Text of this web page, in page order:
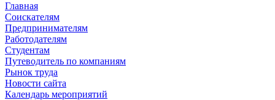
Главная
Соискателям
Предпринимателям
Работодателям
Студентам
Путеводитель по компаниям
Рынок труда
Новости сайта
Календарь мероприятий